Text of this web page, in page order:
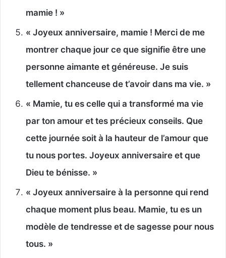
mamie ! »
« Joyeux anniversaire, mamie ! Merci de me
montrer chaque jour ce que signifie être une
personne aimante et généreuse. Je suis
tellement chanceuse de t’avoir dans ma vie. »
« Mamie, tu es celle qui a transformé ma vie
par ton amour et tes précieux conseils. Que
cette journée soit à la hauteur de l’amour que
tu nous portes. Joyeux anniversaire et que
Dieu te bénisse. »
« Joyeux anniversaire à la personne qui rend
chaque moment plus beau. Mamie, tu es un
modèle de tendresse et de sagesse pour nous
tous. »